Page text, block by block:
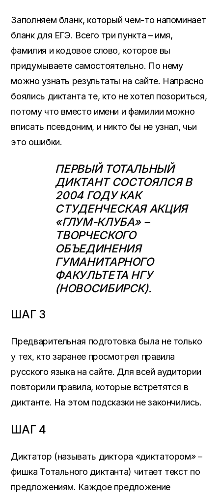
Заполняем бланк, который чем-то напоминает
бланк для ЕГЭ. Всего три пункта – имя,
фамилия и кодовое слово, которое вы
придумываете самостоятельно. По нему
можно узнать результаты на сайте. Напрасно
боялись диктанта те, кто не хотел позориться,
потому что вместо имени и фамилии можно
вписать псевдоним, и никто бы не узнал, чьи
это ошибки.
ПЕРВЫЙ ТОТАЛЬНЫЙ
ДИКТАНТ СОСТОЯЛСЯ В
2004 ГОДУ КАК
СТУДЕНЧЕСКАЯ АКЦИЯ
«ГЛУМ-КЛУБА» –
ТВОРЧЕСКОГО
ОБЪЕДИНЕНИЯ
ГУМАНИТАРНОГО
ФАКУЛЬТЕТА НГУ
(НОВОСИБИРСК).
ШАГ 3
Предварительная подготовка была не только
у тех, кто заранее просмотрел правила
русского языка на сайте. Для всей аудитории
повторили правила, которые встретятся в
диктанте. На этом подсказки не закончились.
ШАГ 4
Диктатор (называть диктора «диктатором» –
фишка Тотального диктанта) читает текст по
предложениям. Каждое предложение